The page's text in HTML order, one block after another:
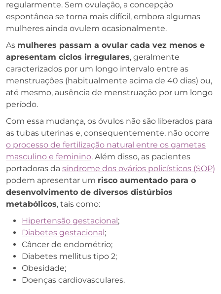
regularmente. Sem ovulação, a concepção
espontânea se torna mais difícil, embora algumas
mulheres ainda ovulem ocasionalmente.
As mulheres passam a ovular cada vez menos e
apresentam ciclos irregulares, geralmente
caracterizados por um longo intervalo entre as
menstruações (habitualmente acima de 40 dias) ou,
até mesmo, ausência de menstruação por um longo
período.
Com essa mudança, os óvulos não são liberados para
as tubas uterinas e, consequentemente, não ocorre
o processo de fertilização natural entre os gametas
masculino e feminino. Além disso, as pacientes
portadoras da síndrome dos ovários policísticos (SOP)
podem apresentar um risco aumentado para o
desenvolvimento de diversos distúrbios
metabólicos, tais como:
Hipertensão gestacional;
Diabetes gestacional;
Câncer de endométrio;
Diabetes mellitus tipo 2;
Obesidade;
Doenças cardiovasculares.